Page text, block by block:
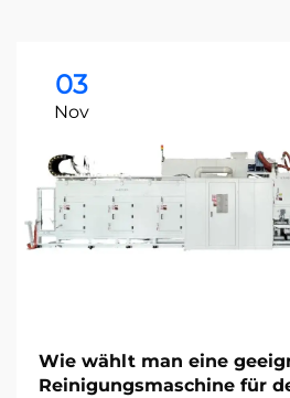
03
Nov
Wie wählt man eine
Reinigungsmaschine für